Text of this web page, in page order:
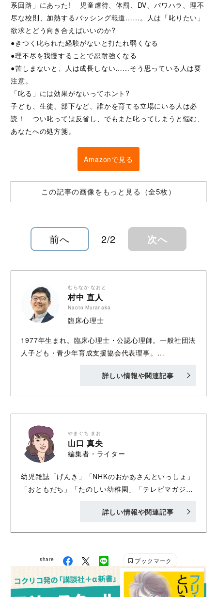
系回路」にあった! 児童虐待、体罰、DV、パワハラ、理不
尽な校則、加熱するバッシング報道……。人は「叱りたい」
欲求とどう向き合えばいいのか?
●きつく叱られた経験がないと打たれ弱くなる
●理不尽を我慢することで忍耐強くなる
●苦しまないと、人は成長しない……そう思っている人は要
注意。
「叱る」には効果がないってホント?
子ども、生徒、部下など、誰かを育てる立場にいる人は必
読！ つい叱っては反省し、でもまた叱ってしまうと悩む、
あなたへの処方箋。
Amazonで見る
この記事の画像をもっと見る（全5枚）
前へ 2/2 次へ
むらなか なおと
村中 直人
Naoto Muranaka
臨床心理士
1977年生まれ。臨床心理士・公認心理師。一般社団法
人子ども・青少年育成支援協会代表理事。
経学的な多様性に着目し、脳・神経由来の異文化相互
ニーズのある子どもたちが学び方を学ぶための学習支
援事業「あすはな先生」の立ち上げと運営に携わり、
現在は「発達障害サポーター'sスクール」での支援者
育成にも力を入れている。著書に『ニューロダイバー
（金子書房）、『〈叱る依存〉がとまらない』（紀伊
国屋書店）がある。
詳しい情報や関連記事
やまぐち まお
山口 真央
編集者・ライター
幼児雑誌「げんき」「NHKのおかあさんといっしょ」
「おともだち」「たのしい幼稚園」「テレビマガジ
る母。趣味はドラマとお笑いを観ること。
詳しい情報や関連記事
share ブックマーク